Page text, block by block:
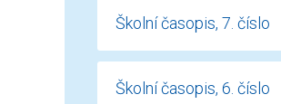
Školní časopis, 7. číslo
Školní časopis, 6. číslo